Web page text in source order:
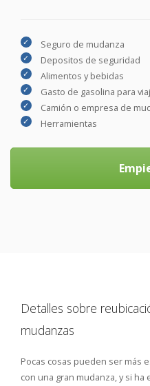
Seguro de mudanza
Depositos de seguridad
Alimentos y bebidas
Gasto de gasolina para
Camión o empresa de
Herramientas
Detalles sobre
mudanzas
Pocas cosas pueden ser más
con una gran mudanza, y si